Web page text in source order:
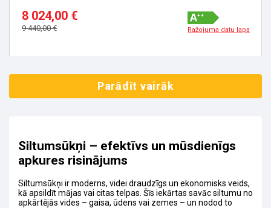
8 024,00 €
9 440,00 € Ražojuma datu lapa
Parādīt vairāk
Siltumsūkņi – efektīvs un mūsdienīgs
apkures risinājums
Siltumsūkņi ir moderns, videi draudzīgs un ekonomisks veids,
kā apsildīt mājas vai citas telpas. Šīs iekārtas savāc siltumu no
apkārtējās vides – gaisa, ūdens vai zemes – un nodod to